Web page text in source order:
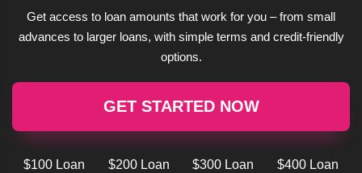
Get access to loan amounts that work for you – from small
advances to larger loans, with simple terms and credit-friendly
options.
GET STARTED NOW
$100 Loan $200 Loan $300 Loan $400 Loan